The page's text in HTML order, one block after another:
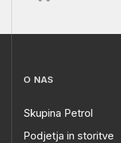
O NAS
Skupina Petrol
Podjetja in storitve